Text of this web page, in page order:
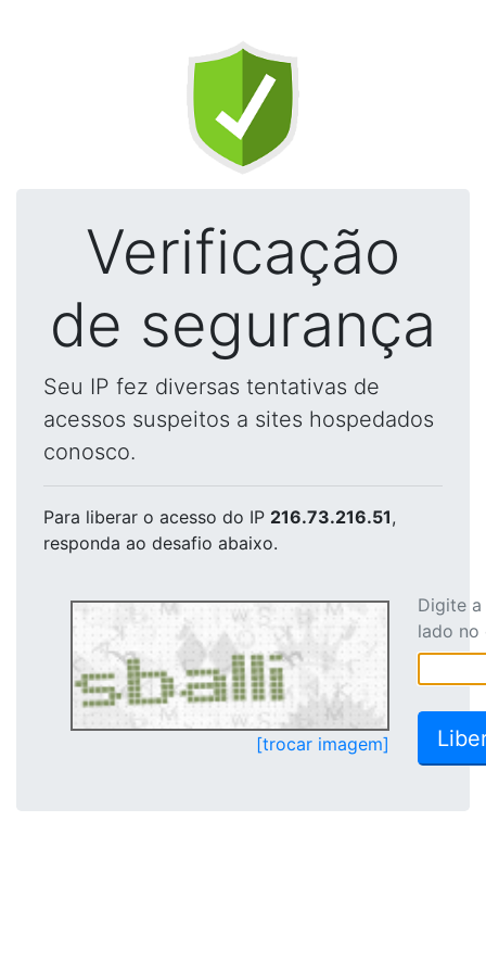
Verificação
de segurança
Seu IP fez diversas tentativas de
acessos suspeitos a sites hospedados
conosco.
Para liberar o acesso do IP 216.73.216.51,
responda ao desafio abaixo.
[trocar imagem]
Digite
lado no